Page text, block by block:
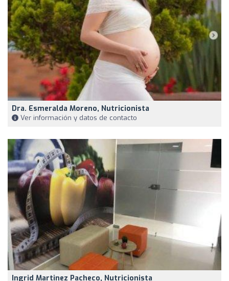
Dra. Esmeralda Moreno, Nutricionista
Ver información y datos de contacto
Ingrid Martinez Pacheco, Nutricionista